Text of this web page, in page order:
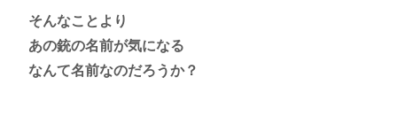
そんなことより
あの銃の名前が気になる
なんて名前なのだろうか？